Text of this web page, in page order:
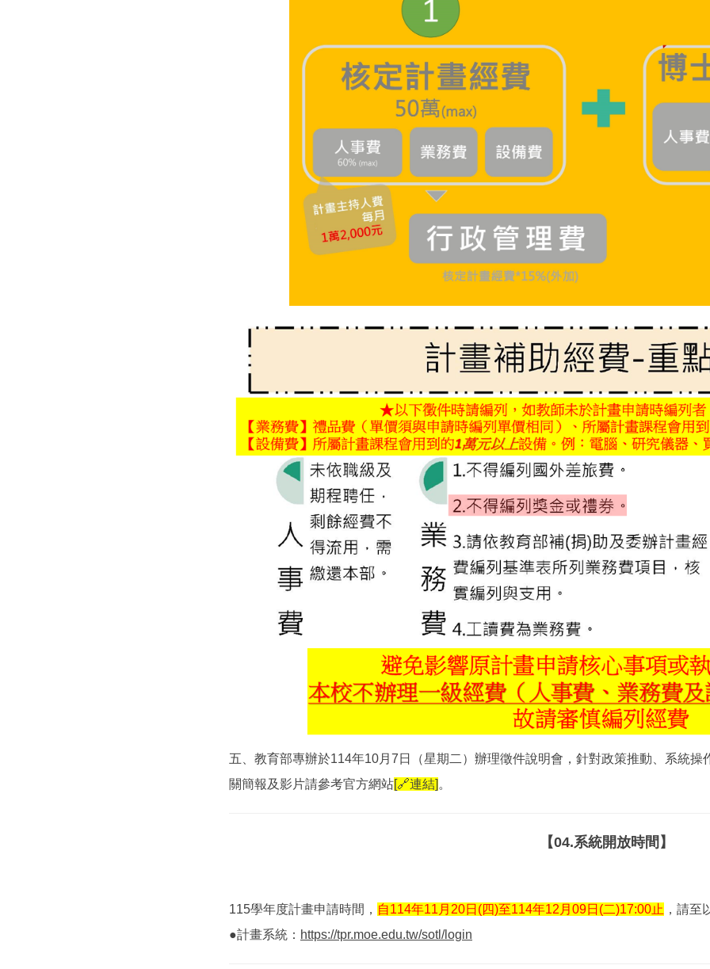
五、教育部專辦於114年10月7日（星期二）辦理徵件說明會，針對政策推動、系統
關簡報及影片請參考官方網站[🔗連結] 。
【04.系統開放時間】
115學年度計畫申請時間， 自114年11月20日(四)至114年12月09日(二)17:00止 ，請至
●計畫系統： https://tpr.moe.edu.tw/sotl/login